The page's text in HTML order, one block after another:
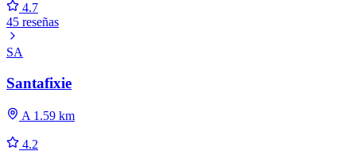
4.7
45 reseñas
SA
Santafixie
A 1.59 km
4.2